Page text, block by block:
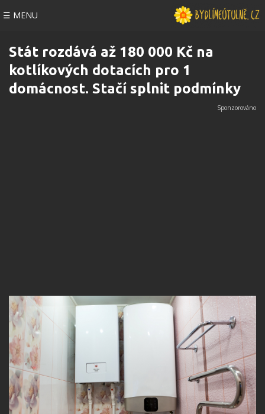
☰ MENU
Stát rozdává až 180 000 Kč na
kotlíkových dotacích pro 1
domácnost. Stačí splnit podmínky